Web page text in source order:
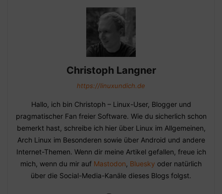
Christoph Langner
https://linuxundich.de
Hallo, ich bin Christoph – Linux-User, Blogger und
pragmatischer Fan freier Software. Wie du sicherlich schon
bemerkt hast, schreibe ich hier über Linux im Allgemeinen,
Arch Linux im Besonderen sowie über Android und andere
Internet-Themen. Wenn dir meine Artikel gefallen, freue ich
mich, wenn du mir auf Mastodon, Bluesky oder natürlich
über die Social-Media-Kanäle dieses Blogs folgst.